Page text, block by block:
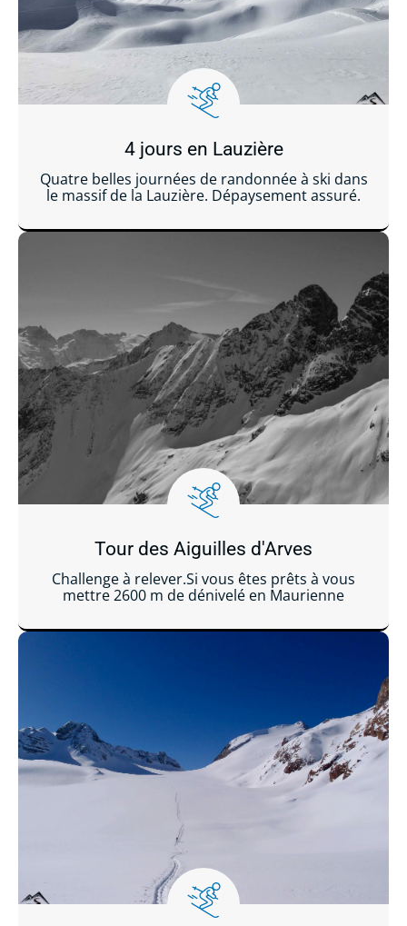
4 jours en Lauzière
Quatre belles journées de randonnée à ski dans
le massif de la Lauzière. Dépaysement assuré.
Tour des Aiguilles d'Arves
Challenge à relever.Si vous êtes prêts à vous
mettre 2600 m de dénivelé en Maurienne